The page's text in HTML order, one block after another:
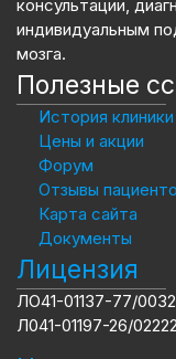
консультации,
индивидуальным
мозга.
Полезные
История клиники
Цены и акции
Форум
Отзывы
Карта сайта
Документы
Лицензия
ЛО41-01137-77/
Л041-01197-26/